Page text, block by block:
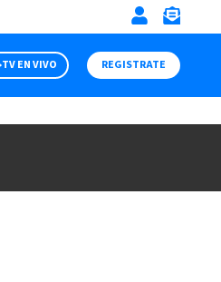
TV EN VIVO REGISTRATE